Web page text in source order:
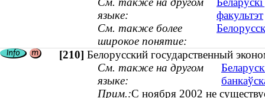
языке:
факультэт
См. также более
широкое понятие:
[210] Белорусский государственный
См. также на другом
языке:
Прим.:С ноября 2002 не